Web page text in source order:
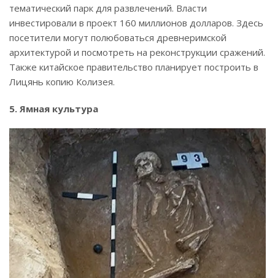
тематический парк для развлечений. Власти
инвестировали в проект 160 миллионов долларов. Здесь
посетители могут полюбоваться древнеримской
архитектурой и посмотреть на реконструкции сражений.
Также китайское правительство планирует построить в
Лицянь копию Колизея.
5. Ямная культура